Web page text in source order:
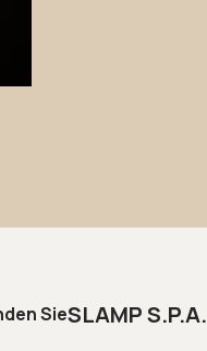
SieSLAMP S.P.A.